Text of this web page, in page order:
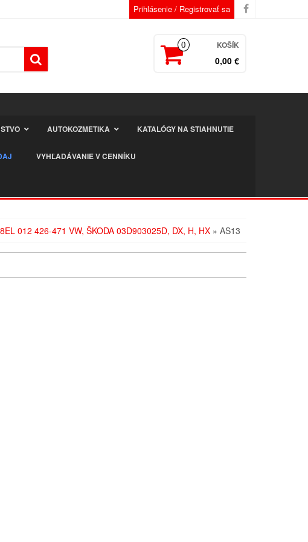
Prihlásenie / Registrovať sa
0 KOŠÍK
0,00 €
AUTOKOZMETIKA KATALÓGY NA STIAHNUTIE
VYHĽADÁVANIE V CENNÍKU
012 426-471 VW, ŠKODA 03D903025D, DX, H, HX » AS13